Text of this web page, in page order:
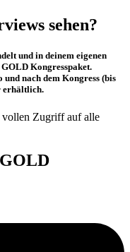
sehen?
und in deinem eigenen
GOLD Kongresspaket.
und nach dem Kongress (bis
erhältlich.
vollen Zugriff auf alle